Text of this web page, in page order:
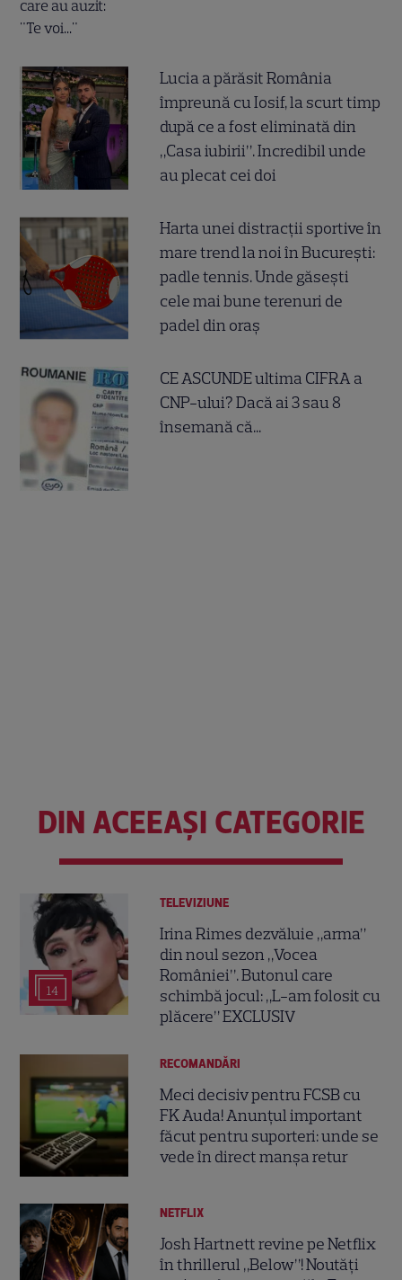
Lucia a părăsit România
împreună cu Iosif, la scurt timp
după ce a fost eliminată din
„Casa iubirii”. Incredibil unde
au plecat cei doi
Harta unei distracții sportive în
mare trend la noi în București:
padle tennis. Unde găsești
cele mai bune terenuri de
padel din oraș
CE ASCUNDE ultima CIFRA a
CNP-ului? Dacă ai 3 sau 8
însemană că...
DIN ACEEAȘI CATEGORIE
14
TELEVIZIUNE
Irina Rimes dezvăluie „arma”
din noul sezon „Vocea
României”. Butonul care
schimbă jocul: „L-am folosit cu
plăcere” EXCLUSIV
RECOMANDĂRI
Meci decisiv pentru FCSB cu
FK Auda! Anunțul important
făcut pentru suporteri: unde se
vede în direct manșa retur
NETFLIX
Josh Hartnett revine pe Netflix
în thrillerul „Below”! Noutăți